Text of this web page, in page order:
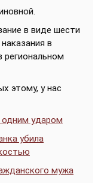
в виде шести
в
этому, у нас
одним ударом
убила
мужа